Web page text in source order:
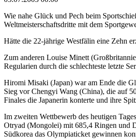
Wie nahe Glück und Pech beim
Weltmeisterschaftsdritte mit dem
Hätte die 22-jährige Westfälin eine Zehn
Zum anderen Louise Minett
Regularien durch die schlechteste letzte
Hiromi Misaki (Japan) war am Ende die
Sieg vor Chengyi Wang (China), die auf
Finales die Japanerin konterte und ihre
Im zweiten Wettbewerb des heutigen
Otryad (Mongolei) mit 685,4 Ringen und
Südkorea das Olympiaticket gewinnen